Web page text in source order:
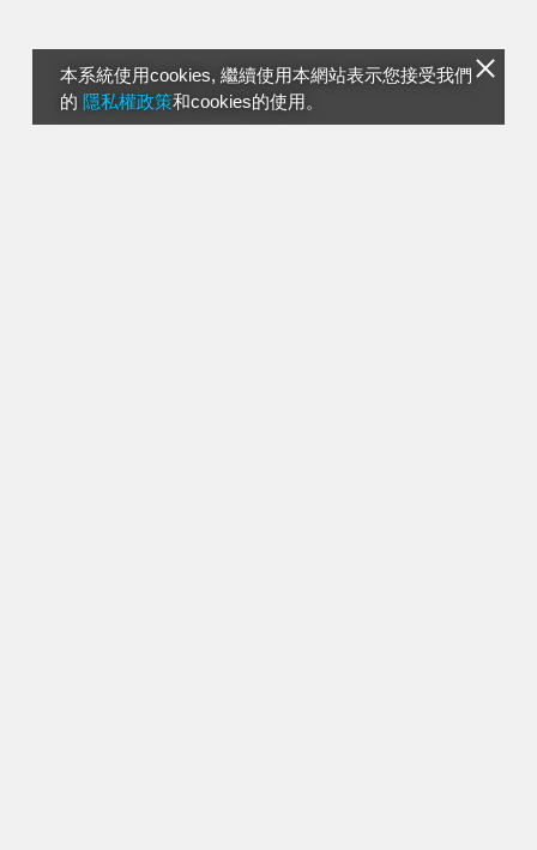
本系統使用cookies, 繼續使用本網站表示您接受我們
的 隱私權政策和cookies的使用。